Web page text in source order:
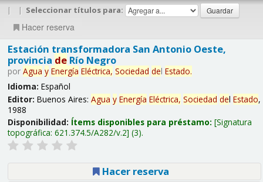
| | Seleccionar títulos para:
Hacer reserva
Estación transformadora San Antonio Oeste,
provincia deRío Negro
por Agua y Energía Eléctrica, Sociedad del Estado.
Idioma: Español
Editor: Buenos Aires: Agua y Energía Eléctrica, Sociedad del Estado,
1988
Disponibilidad: Ítems disponibles para préstamo: Signatura
topográfica: 621.374.5/A282/v.2 (3).
Hacer reserva